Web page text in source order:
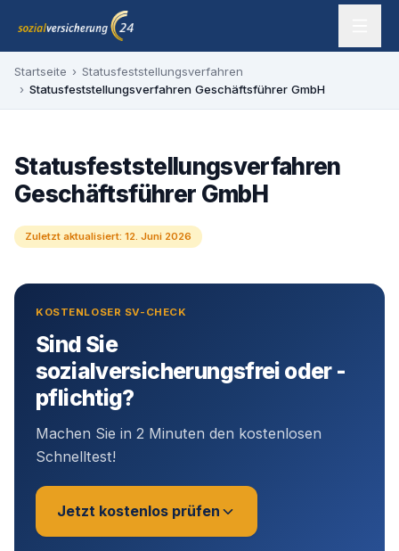
Zum Inhalt springen
sozialversicherung24 — Ihr Experte für SV-Befreiung
Startseite › Statusfeststellungsverfahren
› Statusfeststellungsverfahren Geschäftsführer GmbH
Statusfeststellungsverfahren
Geschäftsführer GmbH
Zuletzt aktualisiert: 12. Juni 2026
KOSTENLOSER SV-CHECK
Sind Sie
sozialversicherungsfrei oder -
pflichtig?
Machen Sie in 2 Minuten den kostenlosen
Schnelltest!
Jetzt kostenlos prüfen